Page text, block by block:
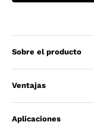
Sobre el producto
Ventajas
Aplicaciones